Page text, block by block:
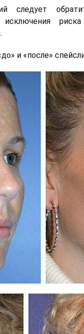
следует
исключения
и «после»